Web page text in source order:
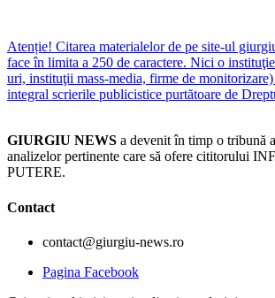
Atenție! Citarea materialelor de pe site-ul
face în limita a 250 de caractere. Nici o
uri, instituţii mass-media, firme de
integral scrierile publicistice purtătoare de
GIURGIU NEWS a devenit în timp o tribună
analizelor pertinente care să ofere cititorului
PUTERE.
Contact
contact@giurgiu-news.ro
Pagina Facebook